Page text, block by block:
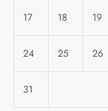
v
i
g
e
17 18 19
24 25 26
31